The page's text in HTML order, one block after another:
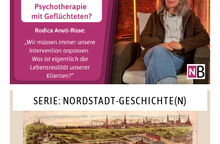
SERIE: NORDSTADT-GESCHICHTE(N)